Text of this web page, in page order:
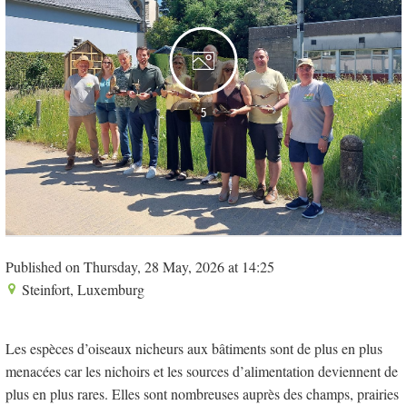
5
Published on Thursday, 28 May, 2026 at 14:25
Steinfort, Luxemburg
Les espèces d’oiseaux nicheurs aux bâtiments sont de plus en plus
menacées car les nichoirs et les sources d’alimentation deviennent de
plus en plus rares. Elles sont nombreuses auprès des champs, prairies